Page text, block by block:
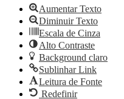
Aumentar Texto
Diminuir Texto
Escala de Cinza
Alto Contraste
Background claro
Sublinhar Link
Leitura de Fonte
Redefinir